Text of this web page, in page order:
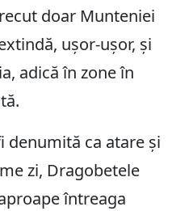
doar Munteniei
ușor-ușor, și
adică în zone în
denumită ca atare și
zi, Dragobetele
întreaga